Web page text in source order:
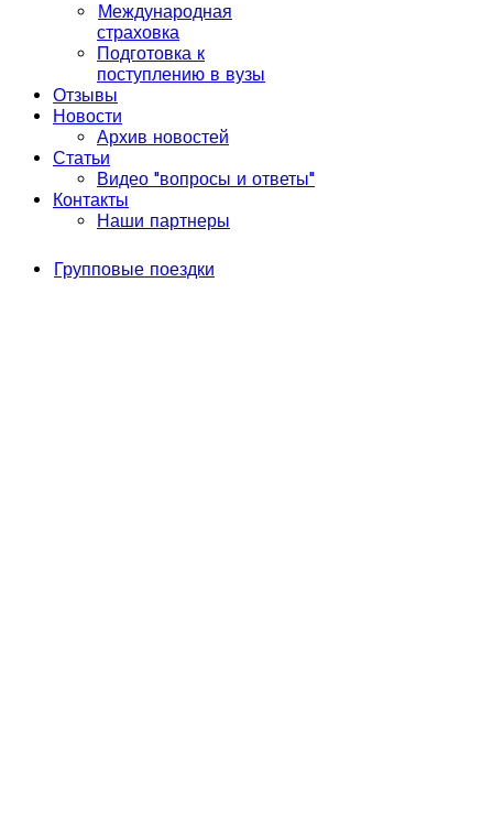
Международная
страховка
Подготовка к
поступлению в вузы
Отзывы
Новости
Архив новостей
Статьи
Видео "вопросы и ответы"
Контакты
Наши партнеры
Групповые поездки